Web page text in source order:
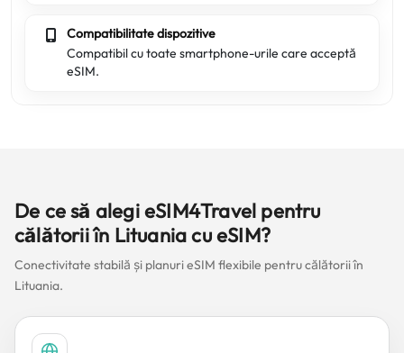
Compatibilitate dispozitive
Compatibil cu toate smartphone-urile care acceptă
eSIM.
De ce să alegi eSIM4Travel pentru
călătorii în Lituania cu eSIM?
Conectivitate stabilă și planuri eSIM flexibile pentru călătorii în
Lituania.